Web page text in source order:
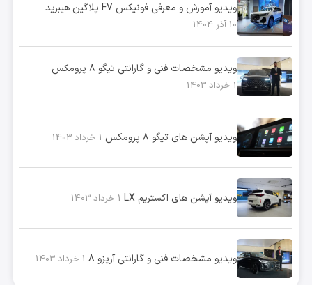
ویدیو آموزش و معرفی فونیکس F7 پلاگین هیبرید
10 آذر 1404
ویدیو مشخصات فنی و گارانتی تیگو ۸ پرومکس
1 خرداد 1403
ویدیو آپشن های تیگو ۸ پرومکس 1 خرداد 1403
ویدیو آپشن های اکستریم LX 1 خرداد 1403
ویدیو مشخصات فنی و گارانتی آریزو ۸ 1 خرداد 1403